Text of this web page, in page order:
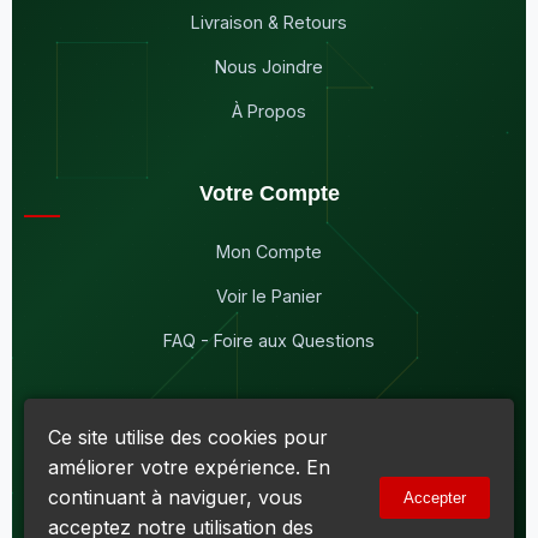
Livraison & Retours
Nous Joindre
À Propos
Votre Compte
Mon Compte
Voir le Panier
FAQ - Foire aux Questions
© 2026Maddison Électronique Inc.
Politique de confidentialité & Cookies|
Conditions d'utilisation
Numéro d'entreprise du Québec (NEQ) :
Ce site utilise des cookies pour
améliorer votre expérience. En
continuant à naviguer, vous
acceptez notre utilisation des
Accepter